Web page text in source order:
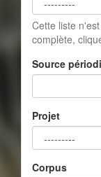
Cette liste
complète,
Source
Projet
Corpus